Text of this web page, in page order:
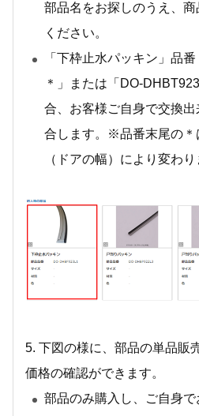
部品名をお探しのうえ、
ください。
「下枠止水パッキン」品
＊」または「DO-
合、お客様ご自身で交換
合します。※品番末尾の＊
（ドアの幅）により変わり
5. 下図の様に、部品の単品販
価格の確認ができます。
部品のみ購入し、ご自身